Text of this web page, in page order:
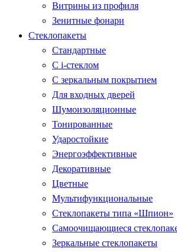
Витрины из профиля
Зенитные фонари
Стеклопакеты
Стандартные
С i-стеклом
С зеркальным покрытием
Для входных дверей
Шумоизоляционные
Тонированные
Ударостойкие
Энергоэффективные
Декоративные
Цветные
Мультифункциональные
Стеклопакеты типа «Шпион»
Самоочищающиеся
Зеркальные стеклопакеты